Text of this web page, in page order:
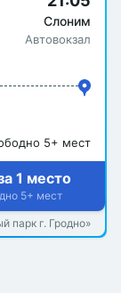
Слоним
Автовокзал
5+ мест
1 место
5+ мест
парк г. Гродно»